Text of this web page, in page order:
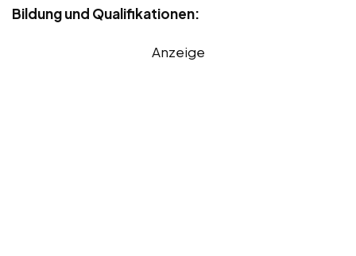
Bildung und Qualifikationen:
Anzeige